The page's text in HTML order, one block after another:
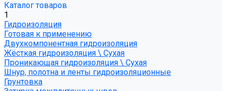
Каталог товаров
1
Гидроизоляция
Готовая к применению
Двухкомпонентная гидроизоляция
Жёсткая гидроизоляция \ Сухая
Проникающая гидроизоляция \ Сухая
Шнур, полотна и ленты гидроизоляционные
Грунтовка